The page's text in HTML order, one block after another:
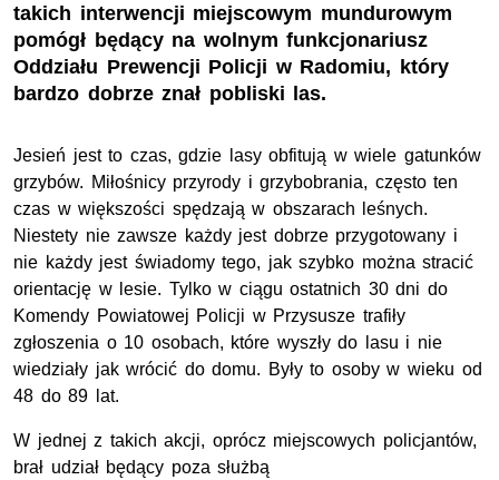
takich interwencji miejscowym mundurowym
pomógł będący na wolnym funkcjonariusz
Oddziału Prewencji Policji w Radomiu, który
bardzo dobrze znał pobliski las.
Jesień jest to czas, gdzie lasy obfitują w wiele gatunków
grzybów. Miłośnicy przyrody i grzybobrania, często ten
czas w większości spędzają w obszarach leśnych.
Niestety nie zawsze każdy jest dobrze przygotowany i
nie każdy jest świadomy tego, jak szybko można stracić
orientację w lesie. Tylko w ciągu ostatnich 30 dni do
Komendy Powiatowej Policji w Przysusze trafiły
zgłoszenia o 10 osobach, które wyszły do lasu i nie
wiedziały jak wrócić do domu. Były to osoby w wieku od
48 do 89 lat.
W jednej z takich akcji, oprócz miejscowych policjantów,
brał udział będący poza służbą